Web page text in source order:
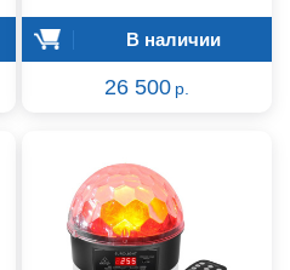
В наличии
26 500 р.